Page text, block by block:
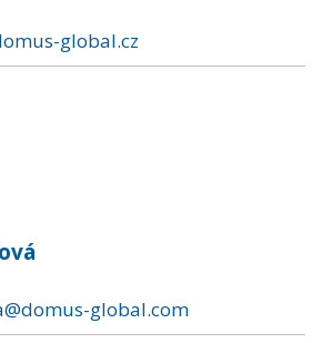
global.cz
global.com